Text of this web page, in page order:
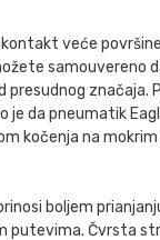
veće
samouvereno
presudnog značaja.
da pneumatik
kočenja na
boljem
putevima. Čvrsta